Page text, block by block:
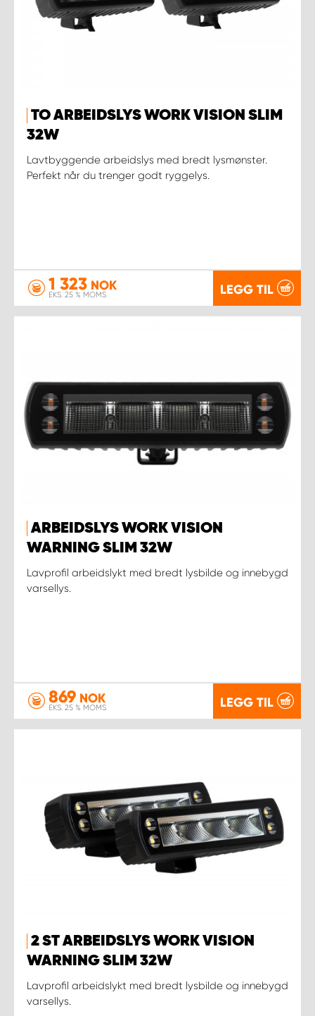
TO ARBEIDSLYS WORK VISION SLIM
32W
Lavtbyggende arbeidslys med bredt lysmønster.
Perfekt når du trenger godt ryggelys.
1 323 NOK
EKS. 25 % MOMS LEGG TIL
ARBEIDSLYS WORK VISION
WARNING SLIM 32W
Lavprofil arbeidslykt med bredt lysbilde og innebygd
varsellys.
869 NOK
EKS. 25 % MOMS LEGG TIL
2 ST ARBEIDSLYS WORK VISION
WARNING SLIM 32W
Lavprofil arbeidslykt med bredt lysbilde og innebygd
varsellys.